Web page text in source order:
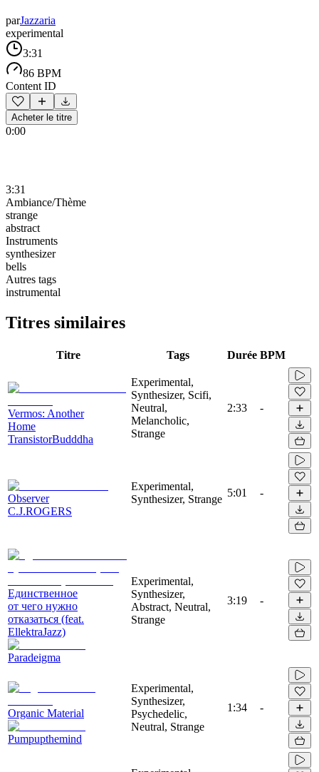
parJazzaria
experimental
3:31
86 BPM
Content ID
Acheter le titre
0:00
3:31
Ambiance/Thème
strange
abstract
Instruments
synthesizer
bells
Autres tags
instrumental
Titres similaires
Titre Tags Durée BPM
Vermos: Another
Home
TransistorBudddha
Experimental,
Synthesizer, Scifi,
Neutral,
Melancholic,
Strange
2:33 -
Observer
C.J.ROGERS
Experimental,
Synthesizer, Strange
5:01 -
Единственное
от чего нужно
отказаться (feat.
EllektraJazz)
Paradeigma
Experimental,
Synthesizer,
Abstract, Neutral,
Strange
3:19 -
Organic Material
Pumpupthemind
Experimental,
Synthesizer,
Psychedelic,
Neutral, Strange
1:34 -